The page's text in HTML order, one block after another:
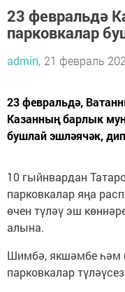
23 февральдә
парковкалар
admin, 21 февраль
23 февральдә,
Казанның барлык
бушлай эшләячәк,
10 гыйнвардан
парковкалар яңа
өчен түләү эш
алына.
Шимбә, якшәмбе һәм
парковкалар